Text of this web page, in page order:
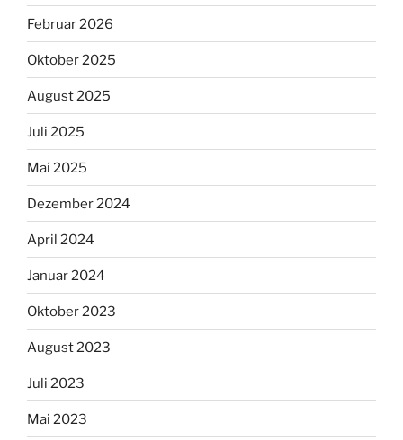
Februar 2026
Oktober 2025
August 2025
Juli 2025
Mai 2025
Dezember 2024
April 2024
Januar 2024
Oktober 2023
August 2023
Juli 2023
Mai 2023